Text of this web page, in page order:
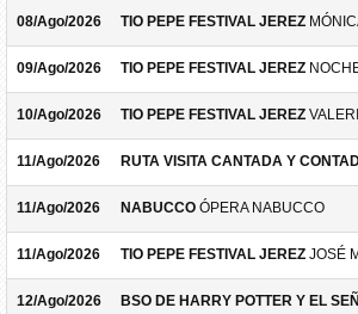
08/Ago/2026 TIO PEPE FESTIVAL JEREZ
09/Ago/2026 TIO PEPE FESTIVAL JEREZ
10/Ago/2026 TIO PEPE FESTIVAL JEREZ
11/Ago/2026 RUTA VISITA CANTADA Y
11/Ago/2026 NABUCCO ÓPERA NABUCCO
11/Ago/2026 TIO PEPE FESTIVAL JEREZ JOSÉ
12/Ago/2026 BSO DE HARRY POTTER Y EL